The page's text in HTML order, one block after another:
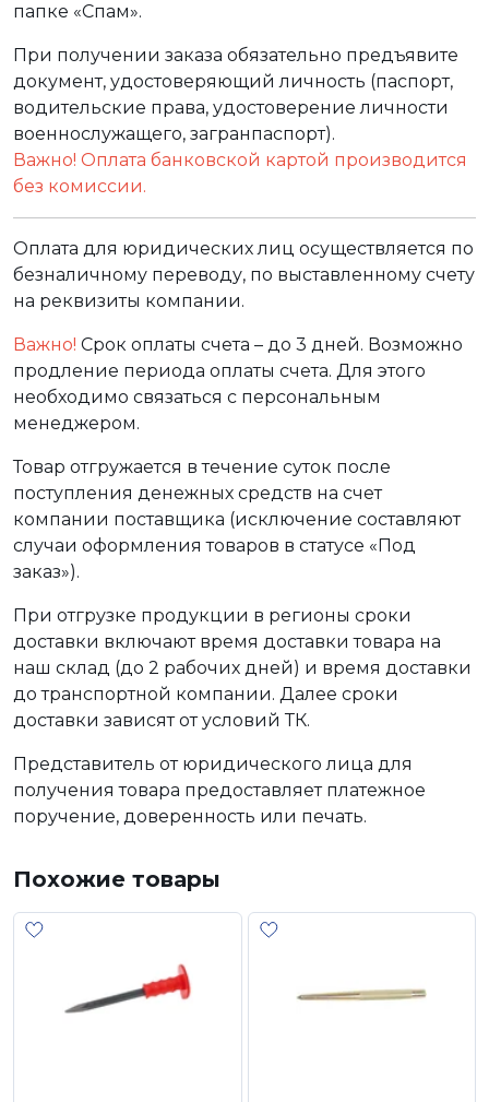
папке «Спам».
При получении заказа обязательно предъявите
документ, удостоверяющий личность (паспорт,
водительские права, удостоверение личности
военнослужащего, загранпаспорт).
Важно! Оплата банковской картой производится
без комиссии.
Оплата для юридических лиц осуществляется по
безналичному переводу, по выставленному счету
на реквизиты компании.
Важно! Срок оплаты счета – до 3 дней. Возможно
продление периода оплаты счета. Для этого
необходимо связаться с персональным
менеджером.
Товар отгружается в течение суток после
поступления денежных средств на счет
компании поставщика (исключение составляют
случаи оформления товаров в статусе «Под
заказ»).
При отгрузке продукции в регионы сроки
доставки включают время доставки товара на
наш склад (до 2 рабочих дней) и время доставки
до транспортной компании. Далее сроки
доставки зависят от условий ТК.
Представитель от юридического лица для
получения товара предоставляет платежное
поручение, доверенность или печать.
Похожие товары